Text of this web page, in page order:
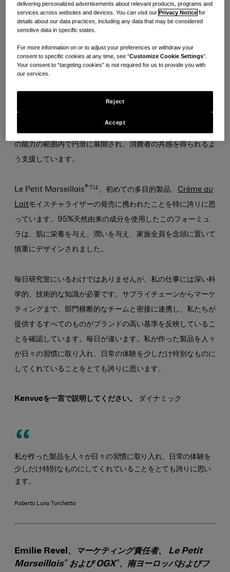
開発展開シニアサイエンティストとして、EMEAの消費者の
特定のニーズを満たす製品イノベーションの創出に注力してい
の能力の範囲内で円滑に展開され、消費者の共感を得られるよ
う支援しています。
Le Petit Marseillais ®では 、初めての多目的製品、 Crème au
Laitモイスチャライザーの発売に携われたことを特に誇りに思
っています。95%天然由来の成分を使用したこのフォーミュ
ラは、肌に栄養を与え、潤いを与え、家族全員を念頭に置いて
慎重にデザインされました。
毎日研究室にいるわけではありませんが、私の仕事には深い科
学的、技術的な知識が必要です。サプライチェーンからマーケ
ティングまで、部門横断的なチームと密接に連携し、私たちが
提供するすべてのものがブランドの高い基準を反映しているこ
とを確認しています。毎日が違います。私が作った製品を人々
が日々の習慣に取り入れ、日常の体験を少しだけ特別なものに
してくれていることをとても誇りに思います。
Kenvueを一言で説明してください。 ダイナミック
私が作った製品を人々が日々の習慣に取り入れ、日常の体験を
少しだけ特別なものにしてくれていることをとても誇りに思い
ます。
Roberta Luna Turchetta
Emilie Revel、
マーケティング責任者、 Le Petit
Marseillais® および OGX® 、南ヨーロッパおよびフ
delivering personalized advertisements about relevant products, programs and
services across websites and devices. You can visit ourPrivacy Notice for
details about our data practices, including any data that may be considered
sensitive data in specific states.
For more information on or to adjust your preferences or withdraw your
consent to specific cookies at any time, see “Customize Cookie Settings”.
Your consent to “targeting cookies” is not required for us to provide you with
our services.
Reject
Accept